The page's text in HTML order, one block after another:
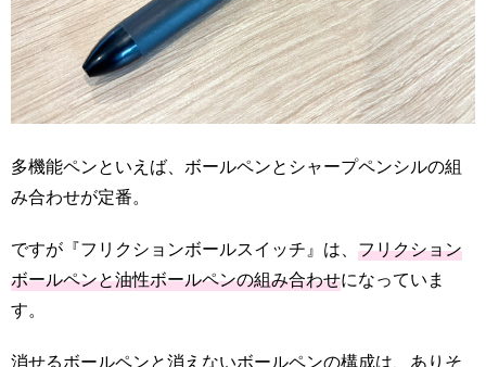
多機能ペンといえば、ボールペンとシャープペンシルの組
み合わせが定番。
ですが『フリクションボールスイッチ』は、 フリクション
ボールペンと油性ボールペンの組み合わせになっていま
す。
消せるボールペンと消えないボールペンの構成は、ありそ